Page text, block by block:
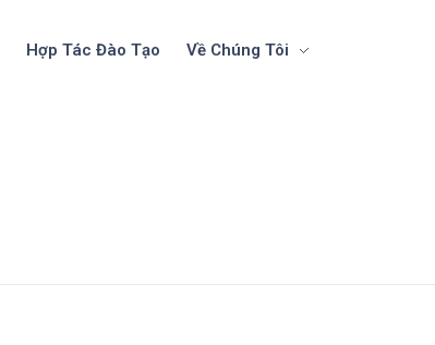
Hợp Tác Đào Tạo Về Chúng Tôi